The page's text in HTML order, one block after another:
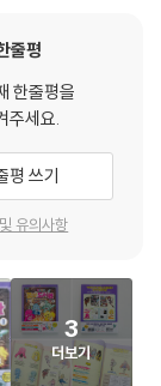
아』를 구하기 위
에게 잡힌 오디세
?
수 있을까요?
줄평
한줄평을
주세요.
평 쓰기
유의사항
3
더보기